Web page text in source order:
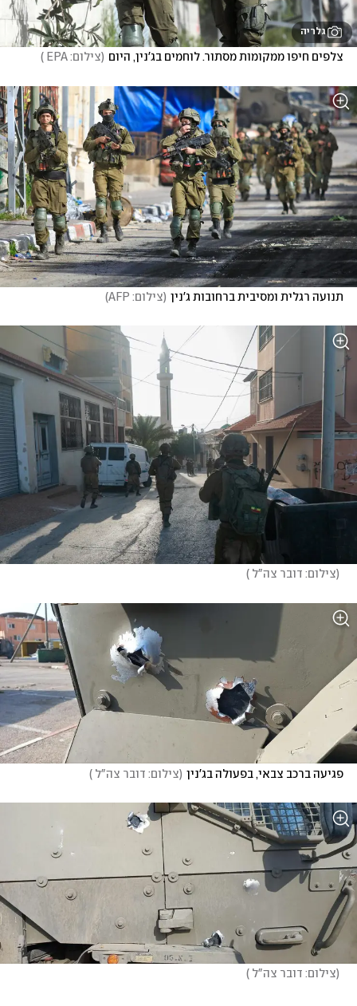
גלריה
צלפים חיפו ממקומות מסתור. לוחמים בג'נין, היום (צילום: EPA )
תנועה רגלית ומסיבית ברחובות ג'נין (צילום: AFP )
(צילום: דובר צה"ל )
פגיעה ברכב צבאי, בפעולה בג'נין (צילום: דובר צה"ל )
(צילום: דובר צה"ל )